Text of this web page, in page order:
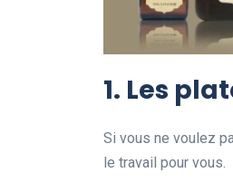
1. Les
Si vous ne voulez
le travail pour vous.